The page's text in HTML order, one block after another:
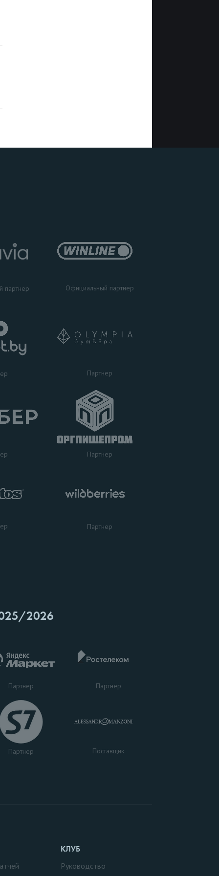
партнер Официальный партнер
Партнер
Партнер
Партнер
2026
Партнер Партнер
Партнер Поставщик
КЛУБ
Руководство